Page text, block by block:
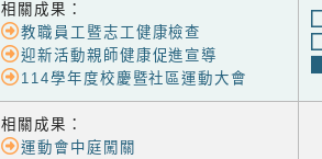
相關成果：
教職員工暨志工健康檢查
迎新活動親師健康促進宣導
114學年度校慶暨社區運動大會
相關成果：
運動會中庭闖關